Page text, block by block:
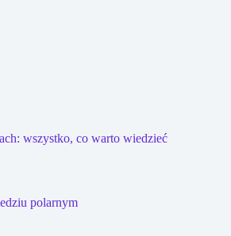
wszystko, co warto wiedzieć